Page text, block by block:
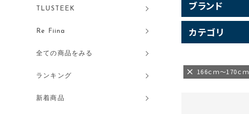
TLUSTEEK
Re Fiina
全ての商品をみる
ランキング
新着商品
ブランド
カテゴリ
166ｃｍ～170ｃｍ